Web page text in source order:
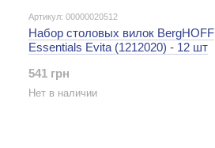
Артикул: 00000020512
Набор столовых вилок BergHOFF
Essentials Evita (1212020) - 12 шт
541 грн
Нет в наличии